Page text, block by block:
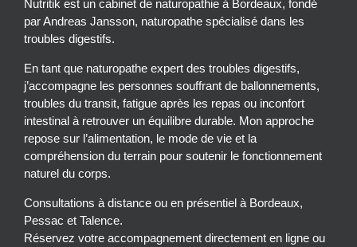
Nutritik est un cabinet de naturopathie à Bordeaux, fondé
par Andreas Jansson, naturopathe spécialisé dans les
troubles digestifs.
En tant que naturopathe expert des troubles digestifs,
j’accompagne les personnes souffrant de ballonnements,
troubles du transit, fatigue après les repas ou inconfort
intestinal à retrouver un équilibre durable. Mon approche
repose sur l’alimentation, le mode de vie et la
compréhension du terrain pour soutenir le fonctionnement
naturel du corps.
Consultations à distance ou en présentiel à Bordeaux,
Pessac et Talence.
Réservez votre accompagnement directement en ligne ou